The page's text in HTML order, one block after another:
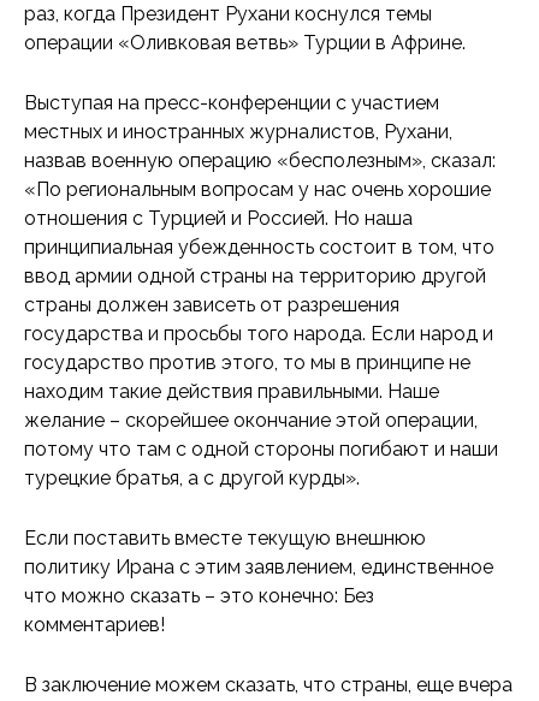
раз, когда Президент Рухани коснулся темы
операции «Оливковая ветвь» Турции в Африне.
Выступая на пресс-конференции с участием
местных и иностранных журналистов, Рухани,
назвав военную операцию «бесполезным», сказал:
«По региональным вопросам у нас очень хорошие
отношения с Турцией и Россией. Но наша
принципиальная убежденность состоит в том, что
ввод армии одной страны на территорию другой
страны должен зависеть от разрешения
государства и просьбы того народа. Если народ и
государство против этого, то мы в принципе не
находим такие действия правильными. Наше
желание – скорейшее окончание этой операции,
потому что там с одной стороны погибают и наши
турецкие братья, а с другой курды».
Если поставить вместе текущую внешнюю
политику Ирана с этим заявлением, единственное
что можно сказать – это конечно: Без
комментариев!
В заключение можем сказать, что страны, еще вчера